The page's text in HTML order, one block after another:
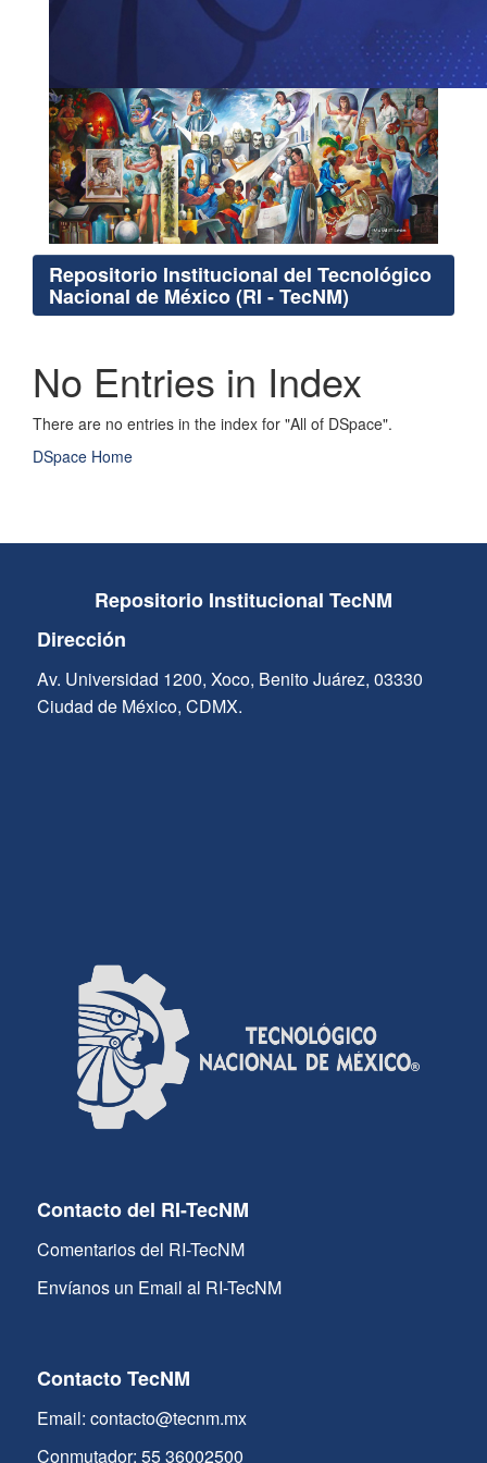
Repositorio Institucional del Tecnológico
Nacional de México (RI - TecNM)
No Entries in Index
There are no entries in the index for "All of DSpace".
DSpace Home
Repositorio Institucional TecNM
Dirección
Av. Universidad 1200, Xoco, Benito Juárez, 03330
Ciudad de México, CDMX.
Contacto del RI-TecNM
Comentarios del RI-TecNM
Envíanos un Email al RI-TecNM
Contacto TecNM
Email: contacto@tecnm.mx
Conmutador: 55 36002500